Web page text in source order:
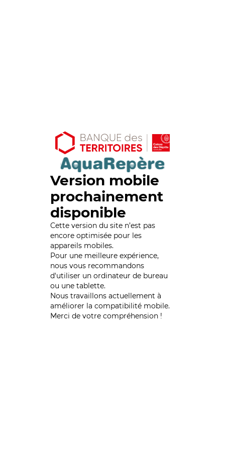
Version mobile
prochainement
disponible
Cette version du site n’est pas
encore optimisée pour les
appareils mobiles.
Pour une meilleure expérience,
nous vous recommandons
d'utiliser un ordinateur de bureau
ou une tablette.
Nous travaillons actuellement à
améliorer la compatibilité mobile.
Merci de votre compréhension !